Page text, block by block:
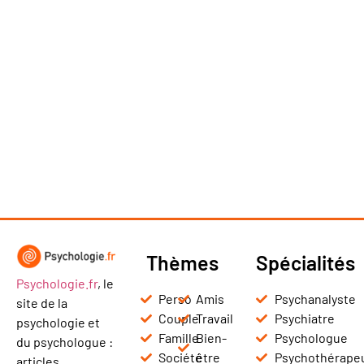
Psychologie.fr, le
site de la
psychologie et
du psychologue :
Thèmes
Perso
Couple
Famille
Société
Amis
Travail
Bien-
être
Spécialités
Psychanalyste
Psychiatre
Psychologue